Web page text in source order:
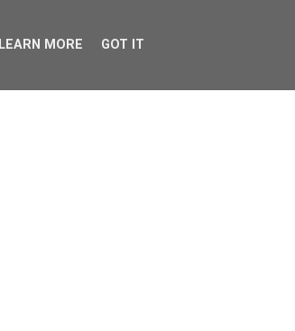
LEARN MORE GOT IT